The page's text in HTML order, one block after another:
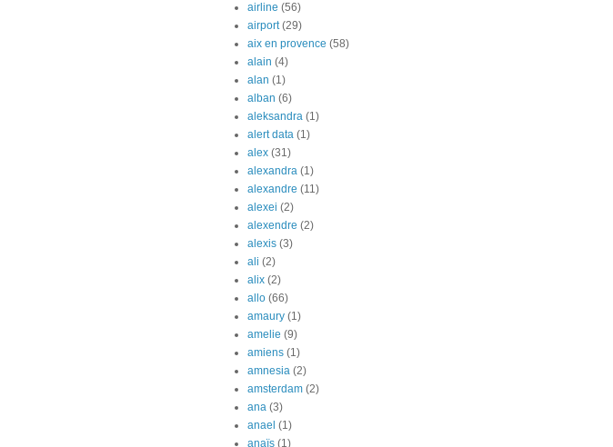
airline (56)
airport (29)
aix en provence (58)
alain (4)
alan (1)
alban (6)
aleksandra (1)
alert data (1)
alex (31)
alexandra (1)
alexandre (11)
alexei (2)
alexendre (2)
alexis (3)
ali (2)
alix (2)
allo (66)
amaury (1)
amelie (9)
amiens (1)
amnesia (2)
amsterdam (2)
ana (3)
anael (1)
anaïs (1)